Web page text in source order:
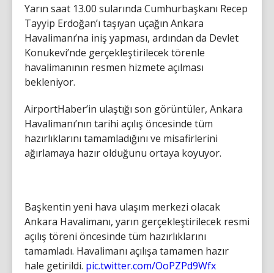
Yarın saat 13.00 sularında Cumhurbaşkanı Recep
Tayyip Erdoğan’ı taşıyan uçağın Ankara
Havalimanı’na iniş yapması, ardından da Devlet
Konukevi’nde gerçekleştirilecek törenle
havalimanının resmen hizmete açılması
bekleniyor.
AirportHaber’in ulaştığı son görüntüler, Ankara
Havalimanı’nın tarihi açılış öncesinde tüm
hazırlıklarını tamamladığını ve misafirlerini
ağırlamaya hazır olduğunu ortaya koyuyor.
Başkentin yeni hava ulaşım merkezi olacak
Ankara Havalimanı, yarın gerçekleştirilecek resmi
açılış töreni öncesinde tüm hazırlıklarını
tamamladı. Havalimanı açılışa tamamen hazır
hale getirildi. pic.twitter.com/OoPZPd9Wfx